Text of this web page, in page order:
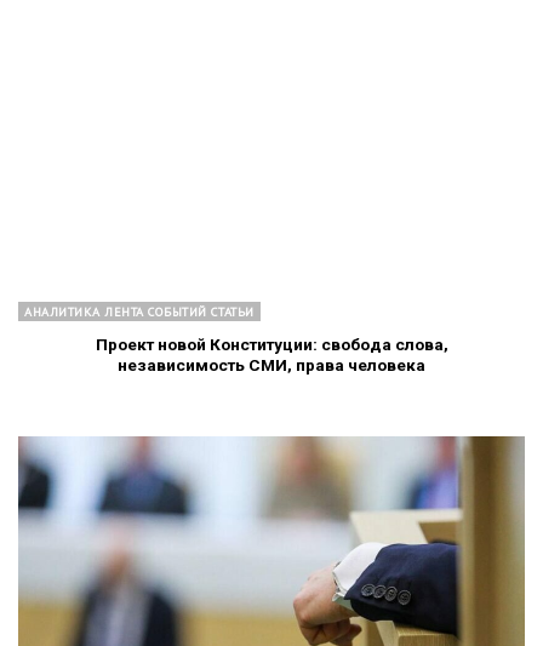
АНАЛИТИКА ЛЕНТА СОБЫТИЙ СТАТЬИ
Проект новой Конституции: свобода слова,
независимость СМИ, права человека